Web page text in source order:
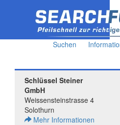
Suchen
Schlüssel Steiner
GmbH
Weissensteinstrasse 4
Solothurn
Mehr Informationen